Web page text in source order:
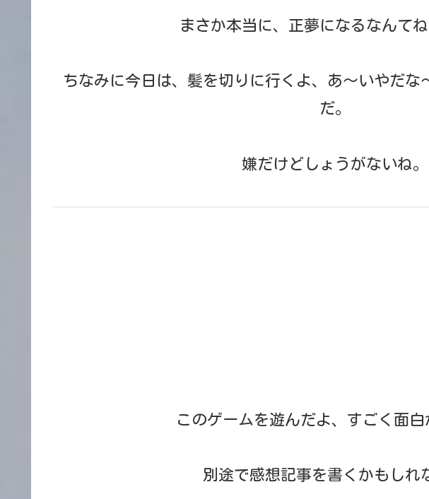
まさか本当に、正夢になるなんてね
ちなみに今日は、髪を切りに行くよ、あ～いやだな
だ。
嫌だけどしょうがないね。
このゲームを遊んだよ、すごく面
別途で感想記事を書くかもしれ